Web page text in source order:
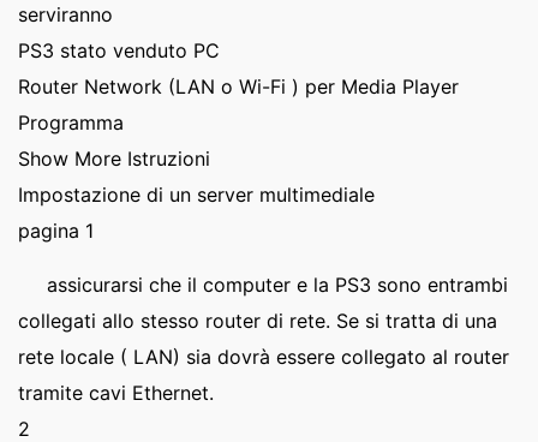
serviranno
PS3 stato venduto PC
Router Network (LAN o Wi-Fi ) per Media Player
Programma
Show More Istruzioni
Impostazione di un server multimediale
pagina 1
assicurarsi che il computer e la PS3 sono entrambi
collegati allo stesso router di rete. Se si tratta di una
rete locale ( LAN) sia dovrà essere collegato al router
tramite cavi Ethernet.
2